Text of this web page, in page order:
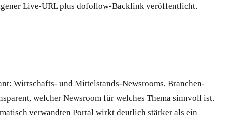
Live-URL plus dofollow-Backlink veröffentlicht.
Wirtschafts- und Mittelstands-Newsrooms, Branchen-
welcher Newsroom für welches Thema sinnvoll ist.
verwandten Portal wirkt deutlich stärker als ein